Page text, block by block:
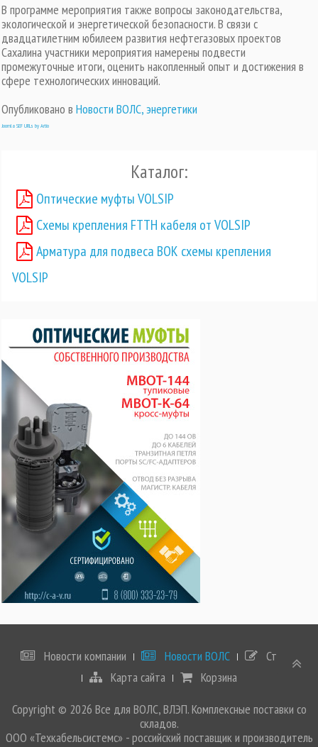
В программе мероприятия также вопросы законодательства,
экологической и энергетической безопасности. В связи с
двадцатилетним юбилеем развития нефтегазовых проектов
Сахалина участники мероприятия намерены подвести
промежуточные итоги, оценить накопленный опыт и достижения в
сфере технологических инноваций.
Опубликовано в Новости ВОЛС, энергетики
Joomla SEF URLs by Artio
Каталог:
Оптические муфты VOLSIP
Схемы крепления FTTH кабеля от VOLSIP
Арматура для подвеса ВОК схемы крепления
VOLSIP
Новости компании Новости ВОЛС
Статьи
Карта сайта
Корзина
Copyright © 2026 Все для ВОЛС, ВЛЭП. Комплексные поставки со
складов.
ООО «Техкабельсистемс» - российский поставщик и производитель